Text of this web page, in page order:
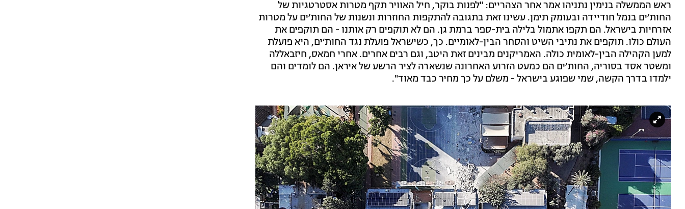
ראש הממשלה בנימין נתניהו אמר אחר הצהריים: "לפנות בוקר, חיל האוויר תקף מטרות אסטרטגיות של
החות׳ים בנמל חודיידה ובעומק תימן. עשינו זאת בתגובה להתקפות החוזרות ונשנות של החות׳ים על מטרות
אזרחיות בישראל. הם תקפו אתמול בלילה בית-ספר ברמת גן. הם לא תוקפים רק אותנו - הם תוקפים את
העולם כולו. תוקפים את נתיבי השיט והסחר הבין-לאומיים. כך, כשישראל פועלת נגד החות׳ים, היא פועלת
למען הקהילה הבין-לאומית כולה. האמריקנים מבינים זאת היטב, וגם רבים אחרים. אחרי חמאס, חיזבאללה
ומשטר אסד בסוריה, החות׳ים הם כמעט הזרוע האחרונה שנשארה לציר הרשע של איראן. הם לומדים והם
ילמדו בדרך הקשה, שמי שפוגע בישראל - משלם על כך מחיר כבד מאוד".